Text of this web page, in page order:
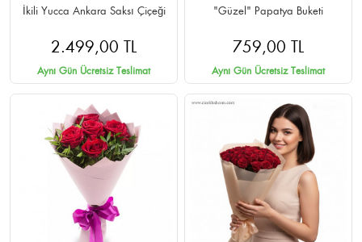
İkili Yucca Ankara Saksı Çiçeği
2.499,00 TL
Aynı Gün Ücretsiz Teslimat
"Güzel" Papatya Buketi
759,00 TL
Aynı Gün Ücretsiz Teslimat